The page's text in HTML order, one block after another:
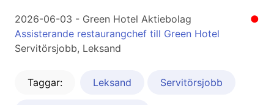
●
2026-06-03 - Green Hotel Aktiebolag
Assisterande restaurangchef till Green Hotel
Servitörsjobb, Leksand
Taggar: Leksand Servitörsjobb